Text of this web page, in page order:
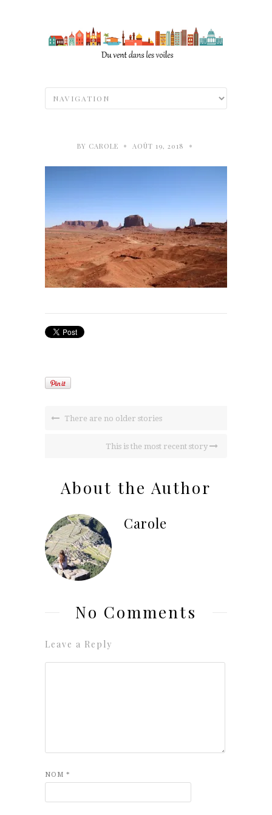
BY CAROLE • AOÛT 19, 2018 •
There are no older stories
This is the most recent story
About the Author
Carole
No Comments
Leave a Reply
NOM *